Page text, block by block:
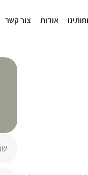
אודות צור קשר